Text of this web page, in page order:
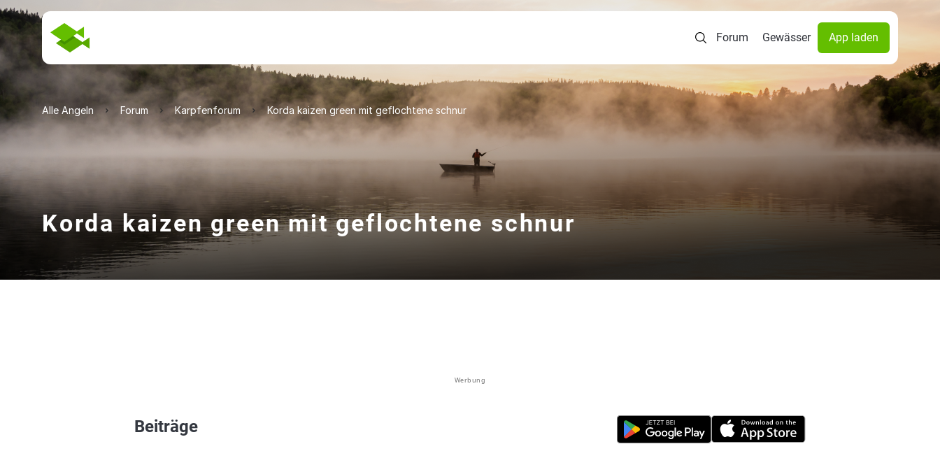
Forum Gewässer App laden
Alle Angeln Forum Karpfenforum Korda kaizen green mit geflochtene schnur
Korda kaizen green mit geflochtene schnur
Werbung
Beiträge